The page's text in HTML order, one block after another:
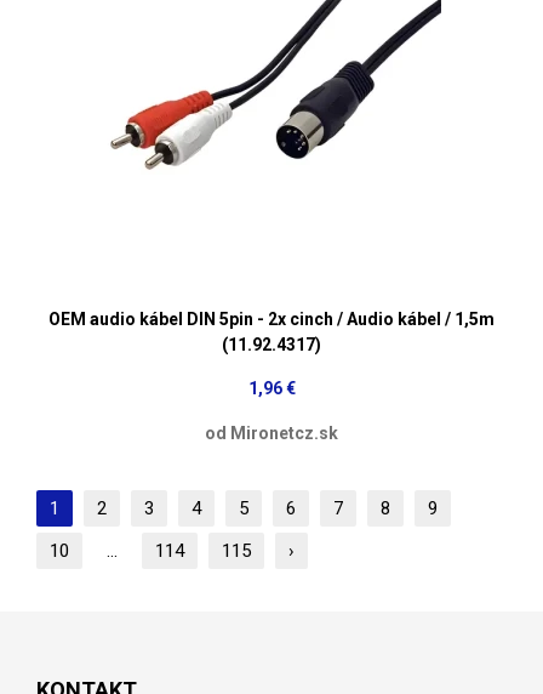
OEM audio kábel DIN 5pin - 2x cinch / Audio kábel / 1,5m
(11.92.4317)
1,96 €
od Mironetcz.sk
1 2 3 4 5 6 7 8
9
10
... 114 115 ›